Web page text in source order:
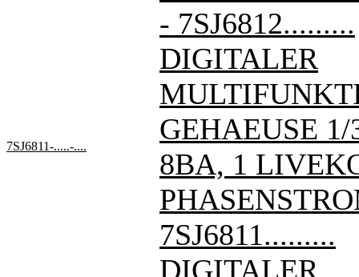
- 7SJ6812.........
7SJ6811-.....-....
DIGITALER
GEHAEUSE
8BA, 1
7SJ6811.........
DIGITALER